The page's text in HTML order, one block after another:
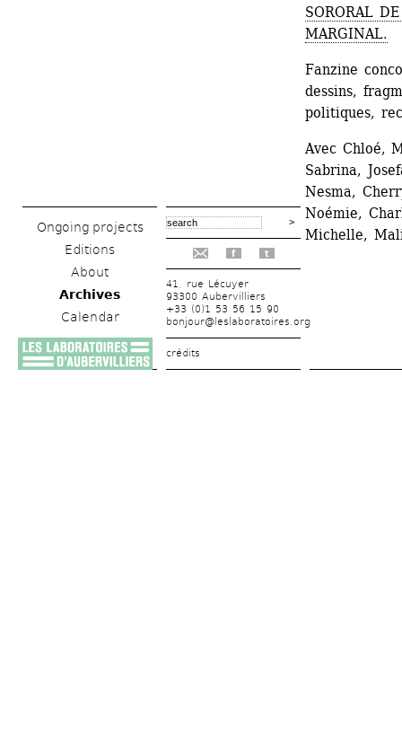
Ongoing projects
Editions
About
Archives
Calendar
f t
41, rue Lécuyer
93300 Aubervilliers
+33 (0)1 53 56 15 90
bonjour@leslaboratoires.org
crédits
SORORAL
MARGINAL.
Fanzine
dessins,
politiques,
Avec Chloé,
Sabrina,
Nesma,
Noémie,
Michelle,